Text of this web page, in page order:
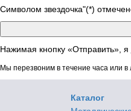
Символом звездочка"(*)
Нажимая кнопку «Отправить»,
Мы перезвоним в течение часа или
Каталог